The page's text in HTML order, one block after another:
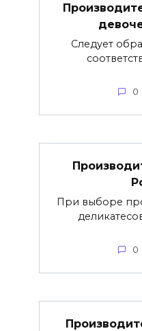
Следует
0
При выборе
0